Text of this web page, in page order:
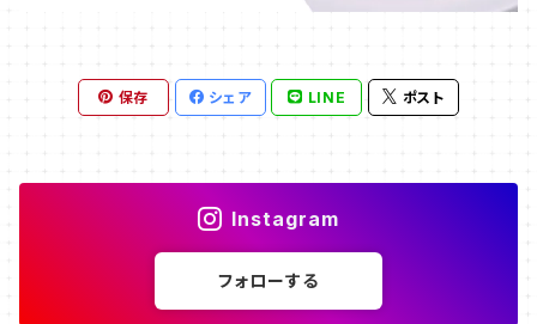
保存 シェア LINE ポスト
Instagram
フォローする